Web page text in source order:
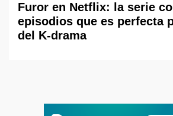
Furor en Netflix: la serie
episodios que es perfecta
del K-drama